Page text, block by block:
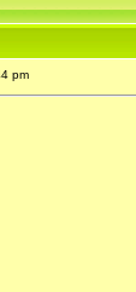
pm